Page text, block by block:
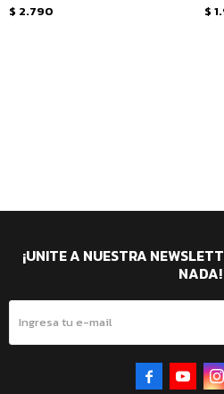
$ 2.790 $
¡UNITE A NUESTRA
NADA!
  